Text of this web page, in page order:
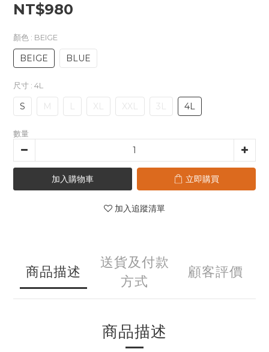
NT$980
顏色 : BEIGE
BEIGE BLUE
尺寸 : 4L
S M L XL XXL 3L 4L
數量
加入購物車 立即購買
加入追蹤清單
商品描述
送貨及付款
方式
顧客評價
商品描述